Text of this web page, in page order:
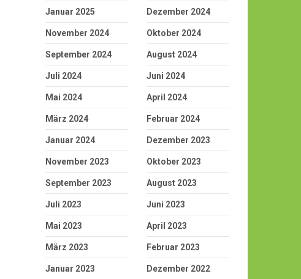
Januar 2025 Dezember 2024
November 2024 Oktober 2024
September 2024 August 2024
Juli 2024 Juni 2024
Mai 2024 April 2024
März 2024 Februar 2024
Januar 2024 Dezember 2023
November 2023 Oktober 2023
September 2023 August 2023
Juli 2023 Juni 2023
Mai 2023 April 2023
März 2023 Februar 2023
Januar 2023 Dezember 2022